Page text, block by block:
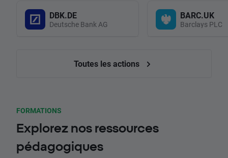
DBK.DE
Deutsche Bank AG
BARC.UK
Barclays PLC
Toutes les actions
FORMATIONS
Explorez nos ressources
pédagogiques